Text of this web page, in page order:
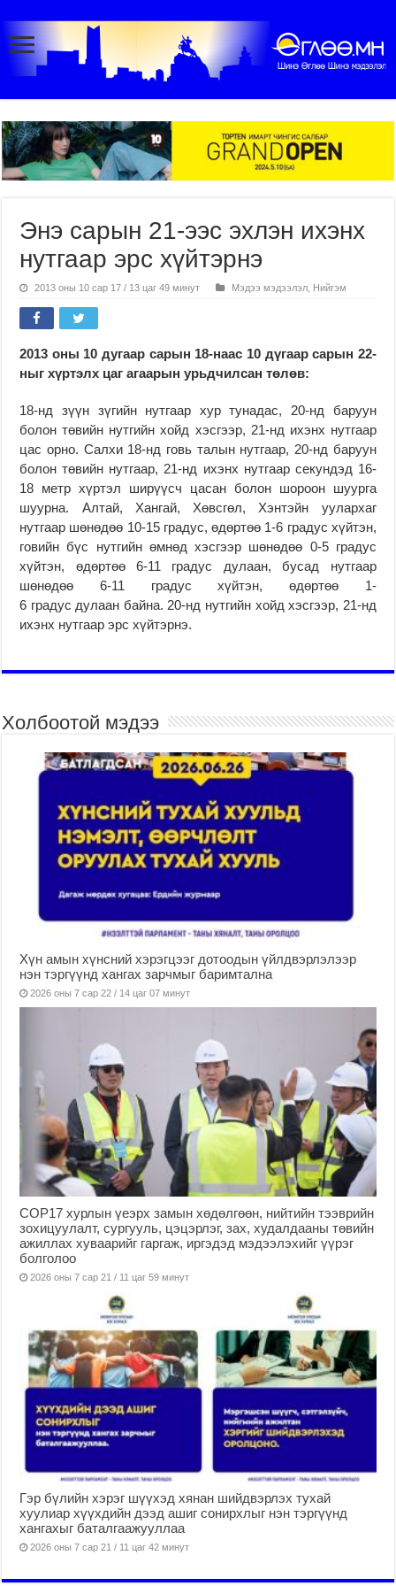
Энэ сарын 21-ээс эхлэн ихэнх
нутгаар эрс хүйтэрнэ
2013 оны 10 сар 17 / 13 цаг 49 минут Мэдээ мэдээлэл Нийгэм
2013 оны 10 дугаар сарын 18-наас 10 дүгаар сарын 22-
ныг хүртэлх цаг агаарын урьдчилсан төлөв:
18-нд зүүн зүгийн нутгаар хур тунадас, 20-нд баруун
болон төвийн нутгийн хойд хэсгээр, 21-нд ихэнх нутгаар
цас орно. Салхи 18-нд говь талын нутгаар, 20-нд баруун
болон төвийн нутгаар, 21-нд ихэнх нутгаар секундэд 16-
18 метр хүртэл ширүүсч цасан болон шороон шуурга
шуурна. Алтай, Хангай, Хөвсгөл, Хэнтэйн уулархаг
нутгаар шөнөдөө 10-15 градус, өдөртөө 1-6 градус хүйтэн,
говийн бүс нутгийн өмнөд хэсгээр шөнөдөө 0-5 градус
хүйтэн, өдөртөө 6-11 градус дулаан, бусад нутгаар
шөнөдөө 6-11 градус хүйтэн, өдөртөө 1-
6 градус дулаан байна. 20-нд нутгийн хойд хэсгээр, 21-нд
ихэнх нутгаар эрс хүйтэрнэ.
Холбоотой мэдээ
Хүн амын хүнсний хэрэгцээг дотоодын үйлдвэрлэлээр
нэн тэргүүнд хангах зарчмыг баримтална
2026 оны 7 сар 22 / 14 цаг 07 минут
COP17 хурлын үеэрх замын хөдөлгөөн, нийтийн тээврийн
зохицуулалт, сургууль, цэцэрлэг, зах, худалдааны төвийн
ажиллах хуваарийг гаргаж, иргэдэд мэдээлэхийг үүрэг
болголоо
2026 оны 7 сар 21 / 11 цаг 59 минут
Гэр бүлийн хэрэг шүүхэд хянан шийдвэрлэх тухай
хуулиар хүүхдийн дээд ашиг сонирхлыг нэн тэргүүнд
хангахыг баталгаажууллаа
2026 оны 7 сар 21 / 11 цаг 42 минут